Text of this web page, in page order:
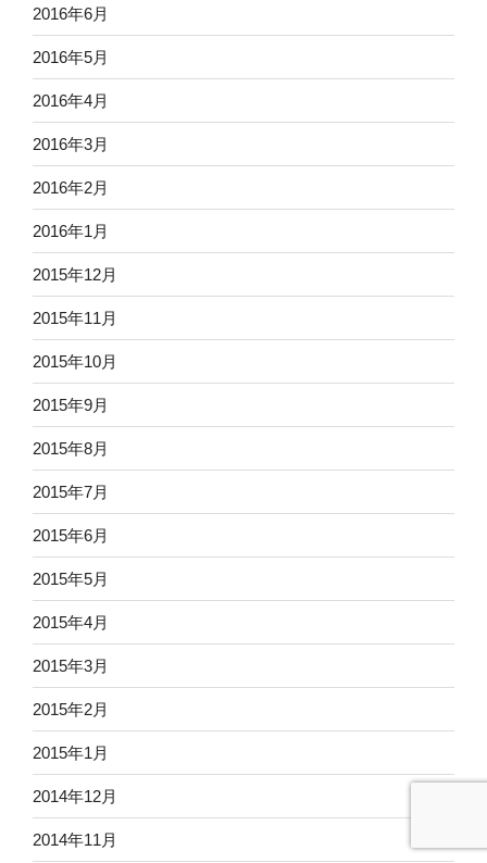
2016年6月
2016年5月
2016年4月
2016年3月
2016年2月
2016年1月
2015年12月
2015年11月
2015年10月
2015年9月
2015年8月
2015年7月
2015年6月
2015年5月
2015年4月
2015年3月
2015年2月
2015年1月
2014年12月
2014年11月